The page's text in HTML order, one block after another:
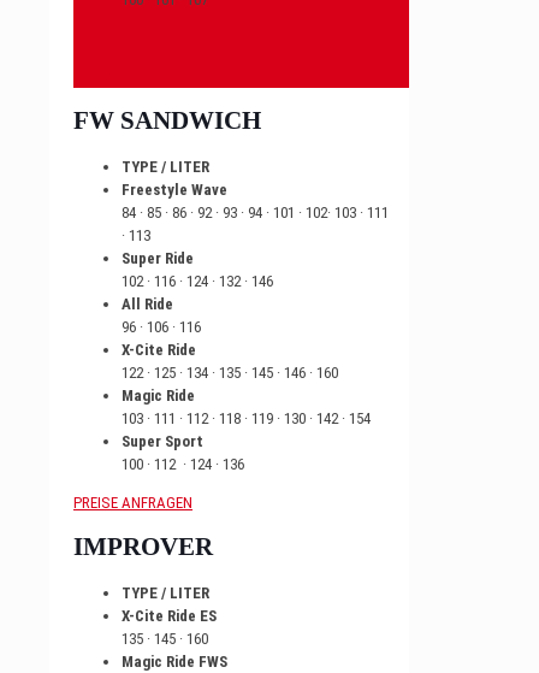
FW SANDWICH
TYPE / LITER
Freestyle Wave
84 · 85 · 86 · 92 · 93 · 94 · 101 · 102· 103 · 111
· 113
Super Ride
102 · 116 · 124 · 132 · 146
All Ride
96 · 106 · 116
X-Cite Ride
122 · 125 · 134 · 135 · 145 · 146 · 160
Magic Ride
103 · 111 · 112 · 118 · 119 · 130 · 142 · 154
Super Sport
100 · 112 · 124 · 136
PREISE ANFRAGEN
IMPROVER
TYPE / LITER
X-Cite Ride ES
135 · 145 · 160
Magic Ride FWS